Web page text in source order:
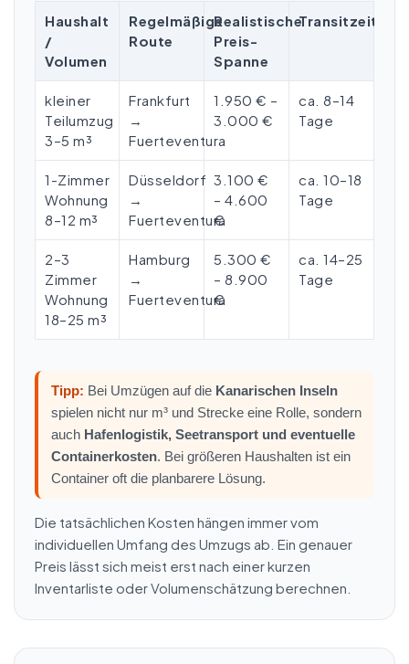
Haushalt
/
Volumen
Regelmäßige
Route
Realistische
Preis-
Spanne
Transitzeit
kleiner
Teilumzug
3–5 m³
Frankfurt
→
Fuerteventura
1.950 € –
3.000 €
ca. 8–14
Tage
1-Zimmer
Wohnung
8–12 m³
Düsseldorf
→
Fuerteventura
3.100 €
– 4.600
€
ca. 10–18
Tage
2–3
Zimmer
Wohnung
18–25 m³
Hamburg
→
Fuerteventura
5.300 €
– 8.900
€
ca. 14–25
Tage
Tipp: Bei Umzügen auf die Kanarischen Inseln
spielen nicht nur m³ und Strecke eine Rolle, sondern
auch Hafenlogistik, Seetransport und eventuelle
Containerkosten. Bei größeren Haushalten ist ein
Container oft die planbarere Lösung.
Die tatsächlichen Kosten hängen immer vom
individuellen Umfang des Umzugs ab. Ein genauer
Preis lässt sich meist erst nach einer kurzen
Inventarliste oder Volumenschätzung berechnen.